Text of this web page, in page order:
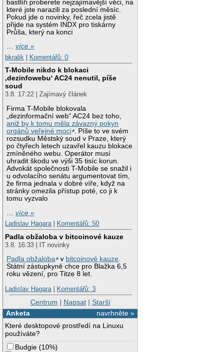
bastlíři proberete nejzajímavější věci, na
které jste narazili za poslední měsíc.
Pokud jde o novinky, řeč zcela jistě
přijde na systém INDX pro tiskárny
Průša, který na konci
…více »
bkralik | Komentářů: 0
T-Mobile nikdo k blokaci
‚dezinfowebu‘ AC24 nenutil, píše
soud
3.8. 17:22 | Zajímavý článek
Firma T-Mobile blokovala
„dezinformační web“ AC24 bez toho,
aniž by k tomu měla závazný pokyn
orgánů veřejné moci
. Píše to ve svém
rozsudku Městský soud v Praze, který
po čtyřech letech uzavřel kauzu blokace
zmíněného webu. Operátor musí
uhradit škodu ve výši 35 tisíc korun.
Advokát společnosti T-Mobile se snažil i
u odvolacího senátu argumentovat tím,
že firma jednala v dobré víře, když na
stránky omezila přístup poté, co ji k
tomu vyzvalo
…více »
Ladislav Hagara| Komentářů: 50
Padla obžaloba v bitcoinové kauze
3.8. 16:33 | IT novinky
Padla obžaloba
v bitcoinové kauze.
Státní zástupkyně chce pro Blažka 6,5
roku vězení, pro Titze 8 let.
Ladislav Hagara| Komentářů: 3
Centrum | Napsat| Starší
navrhněte »
Anketa
Které desktopové prostředí na Linuxu
používáte?
Budgie (10%)